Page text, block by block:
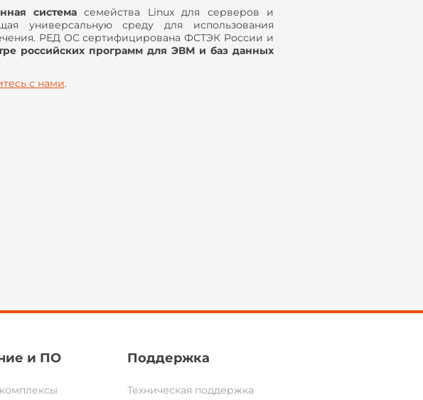
система семейства Linux для серверов и
универсальную среду для использования
РЕД ОС сертифицирована ФСТЭК России и
российских программ для ЭВМ и баз данных
с нами.
и ПО Поддержка
Техническая поддержка